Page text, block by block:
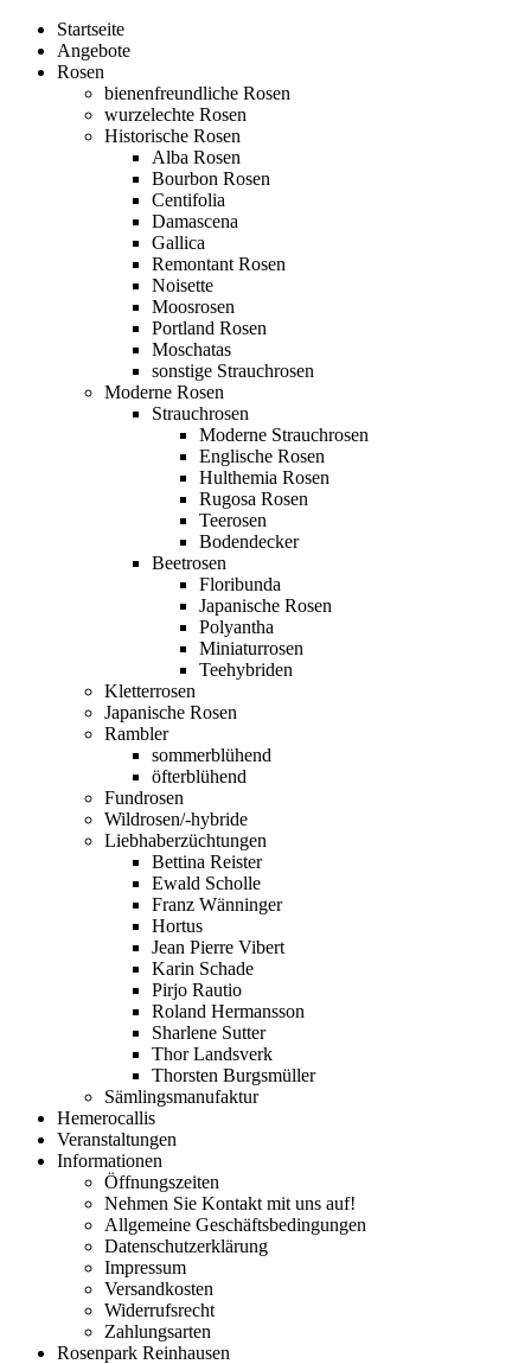
Startseite
Angebote
Rosen
bienenfreundliche Rosen
wurzelechte Rosen
Historische Rosen
Alba Rosen
Bourbon Rosen
Centifolia
Damascena
Gallica
Remontant Rosen
Noisette
Moosrosen
Portland Rosen
Moschatas
sonstige Strauchrosen
Moderne Rosen
Strauchrosen
Moderne Strauchrosen
Englische Rosen
Hulthemia Rosen
Rugosa Rosen
Teerosen
Bodendecker
Beetrosen
Floribunda
Japanische Rosen
Polyantha
Miniaturrosen
Teehybriden
Kletterrosen
Japanische Rosen
Rambler
sommerblühend
öfterblühend
Fundrosen
Wildrosen/-hybride
Liebhaberzüchtungen
Bettina Reister
Ewald Scholle
Franz Wänninger
Hortus
Jean Pierre Vibert
Karin Schade
Pirjo Rautio
Roland Hermansson
Sharlene Sutter
Thor Landsverk
Thorsten Burgsmüller
Sämlingsmanufaktur
Hemerocallis
Veranstaltungen
Informationen
Öffnungszeiten
Nehmen Sie Kontakt mit uns auf!
Allgemeine Geschäftsbedingungen
Datenschutzerklärung
Impressum
Versandkosten
Widerrufsrecht
Zahlungsarten
Rosenpark Reinhausen